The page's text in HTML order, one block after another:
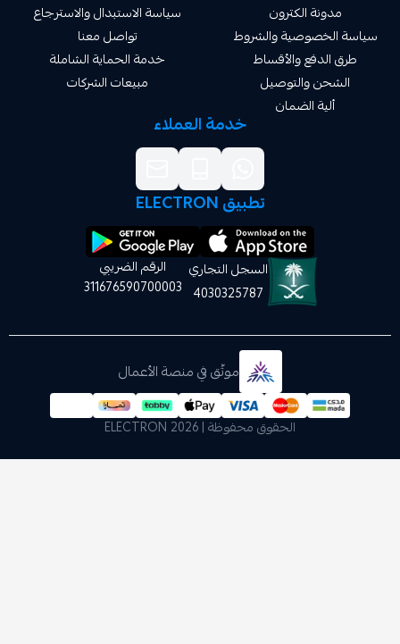
والشروط
والأقساط
والتوصيل
سياسة الاستبدال والاسترجاع
خدمة الحماية الشاملة
مبيعات الشركات
خدمة العملاء
السجل التجاري
4030325787
الرقم الضريبي
311676590700003
موثّق في منصة الأعمال
الحقوق محفوظة | 2026 ELECTRON